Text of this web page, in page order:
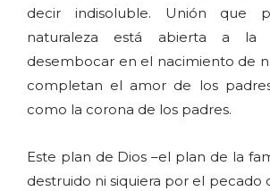
decir indisoluble. Unión que
naturaleza está abierta a la
desembocar en el nacimiento de
completan el amor de los
como la corona de los padres.
Este plan de Dios –el plan de la
destruido ni siquiera por el pecado